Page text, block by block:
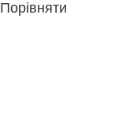
Порівняти